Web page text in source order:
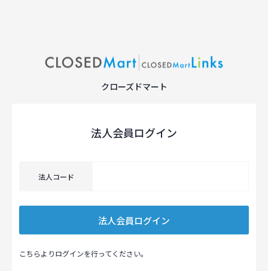
クローズドマート
法人会員ログイン
法人コード
こちらよりログインを行ってください。